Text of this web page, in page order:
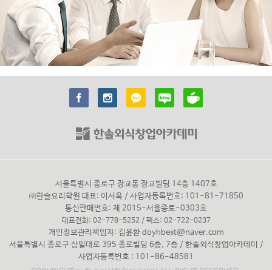
서울특별시 종로구 장교동 장교빌딩 14층 1407호
㈜한솔요리학원 대표: 이서욱 / 사업자등록번호: 101-81-71850
통신판매번호: 제 2015-서울종로-0303호
대표전화: 02-778-5252 / 팩스: 02-722-0237
개인정보관리책임자: 김윤환 doyhbest@naver.com
서울특별시 종로구 삼일대로 395 종로빌딩 6층, 7층 / 한솔외식창업아카데미 /
사업자등록번호 : 101-86-48581